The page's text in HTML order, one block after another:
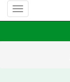
منوی
سایت
فروشی